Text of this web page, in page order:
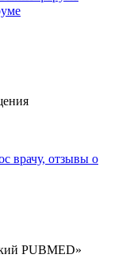
врачу, отзывы о
PUBMED»